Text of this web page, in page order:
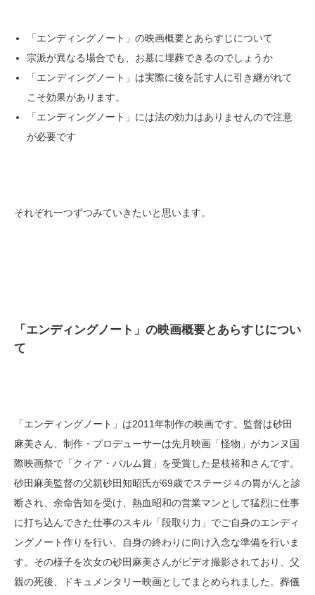
「エンディングノート」の映画概要とあらすじについて
宗派が異なる場合でも、お墓に埋葬できるのでしょうか
「エンディングノート」は実際に後を託す人に引き継がれて
こそ効果があります。
「エンディングノート」には法の効力はありませんので注意
が必要です
それぞれ一つずつみていきたいと思います。
「エンディングノート」の映画概要とあらすじについ
て
「エンディングノート」は2011年制作の映画です。監督は砂田
麻美さん、制作・プロデューサーは先月映画「怪物」がカンヌ国
際映画祭で「クィア・パルム賞」を受賞した是枝裕和さんです。
砂田麻美監督の父親砂田知昭氏が69歳でステージ４の胃がんと診
断され、余命告知を受け、熱血昭和の営業マンとして猛烈に仕事
に打ち込んできた仕事のスキル「段取り力」でご自身のエンディ
ングノート作りを行い、自身の終わりに向け入念な準備を行いま
す。その様子を次女の砂田麻美さんがビデオ撮影されており、父
親の死後、ドキュメンタリー映画としてまとめられました。葬儀